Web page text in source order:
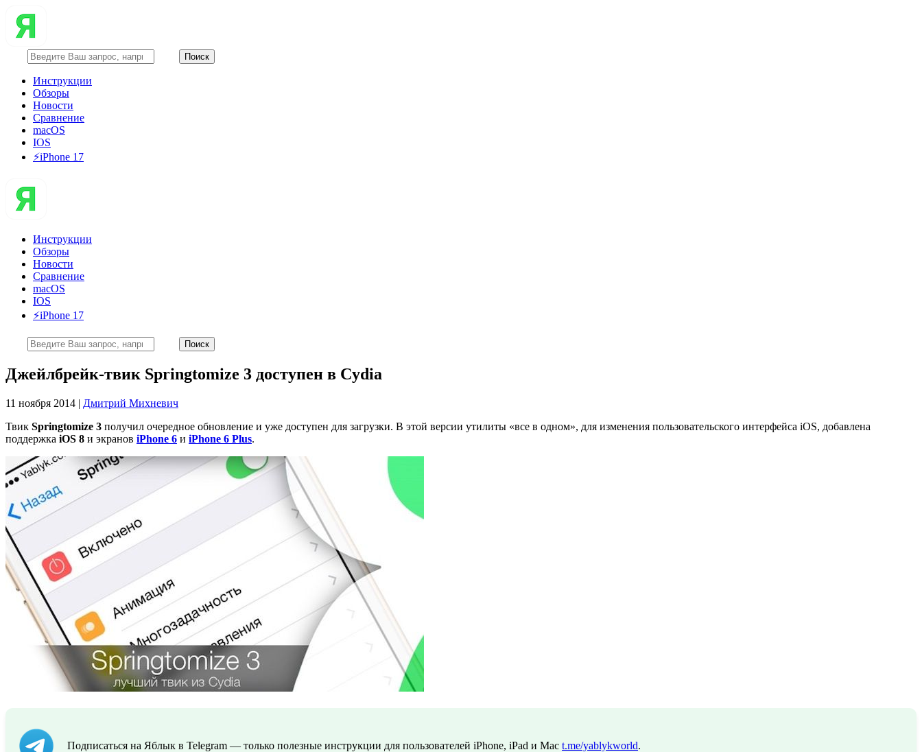
Инструкции
Обзоры
Новости
Сравнение
macOS
IOS
⚡️iPhone 17
Инструкции
Обзоры
Новости
Сравнение
macOS
IOS
⚡️iPhone 17
Джейлбрейк-твик Springtomize 3 доступен в Cydia
11 ноября 2014 | Дмитрий Михневич
Твик Springtomize 3 получил очередное обновление и уже доступен для загрузки. В этой версии утилиты «все в одном», для изменения пользовательского интерфейса iOS, добавлена
поддержка iOS 8 и экранов iPhone 6 и iPhone 6 Plus.
Подписаться на Яблык в Telegram — только полезные инструкции для пользователей iPhone, iPad и Mac t.me/yablykworld.